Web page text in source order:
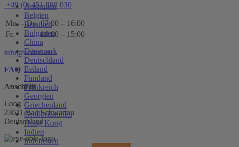
Australien
Belgien
Brasilien
Bulgarien
China
Dänemark
Deutschland
Estland
Finnland
Frankreich
Georgien
Griechenland
Großbritannien
Hong Kong
Indien
Indonesien
+49 (0) 451 989 030
Mo. – Do. 07:00 – 16:00
Fr.
08:00 – 15:00
info@voltus.de
FAQ
Anschrift
Loog 7
23611 Bad Schwartau
Deutschland